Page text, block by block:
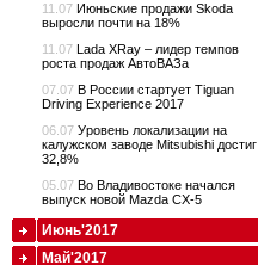
11.07 Июньские продажи Skoda
выросли почти на 18%
11.07 Lada XRay – лидер темпов
роста продаж АвтоВАЗа
07.07 В России стартует Tiguan
Driving Experience 2017
06.07 Уровень локализации на
калужском заводе Mitsubishi достиг
32,8%
05.07 Во Владивостоке начался
выпуск новой Mazda CX-5
Июнь'2017
Май'2017